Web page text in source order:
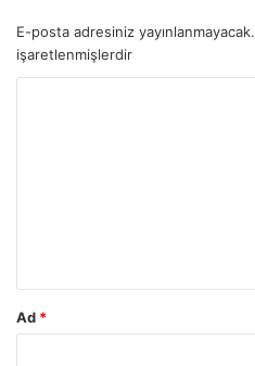
E-posta adresiniz yayınlanmayacak.
işaretlenmişlerdir
Ad *